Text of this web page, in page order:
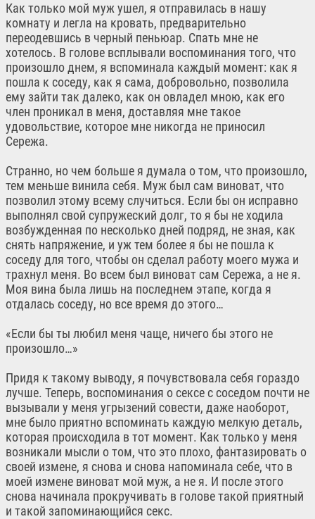
Как только мой муж ушел, я отправилась в нашу
комнату и легла на кровать, предварительно
переодевшись в черный пеньюар. Спать мне не
хотелось. В голове всплывали воспоминания того, что
произошло днем, я вспоминала каждый момент: как я
пошла к соседу, как я сама, добровольно, позволила
ему зайти так далеко, как он овладел мною, как его
член проникал в меня, доставляя мне такое
удовольствие, которое мне никогда не приносил
Сережа.
Странно, но чем больше я думала о том, что произошло,
тем меньше винила себя. Муж был сам виноват, что
позволил этому всему случиться. Если бы он исправно
выполнял свой супружеский долг, то я бы не ходила
возбужденная по несколько дней подряд, не зная, как
снять напряжение, и уж тем более я бы не пошла к
соседу для того, чтобы он сделал работу моего мужа и
трахнул меня. Во всем был виноват сам Сережа, а не я.
Моя вина была лишь на последнем этапе, когда я
отдалась соседу, но все время до этого…
«Если бы ты любил меня чаще, ничего бы этого не
произошло…»
Придя к такому выводу, я почувствовала себя гораздо
лучше. Теперь, воспоминания о сексе с соседом почти не
вызывали у меня угрызений совести, даже наоборот,
мне было приятно вспоминать каждую мелкую деталь,
которая происходила в тот момент. Как только у меня
возникали мысли о том, что это плохо, фантазировать о
своей измене, я снова и снова напоминала себе, что в
моей измене виноват мой муж, а не я. И после этого
снова начинала прокручивать в голове такой приятный
и такой запоминающийся секс.